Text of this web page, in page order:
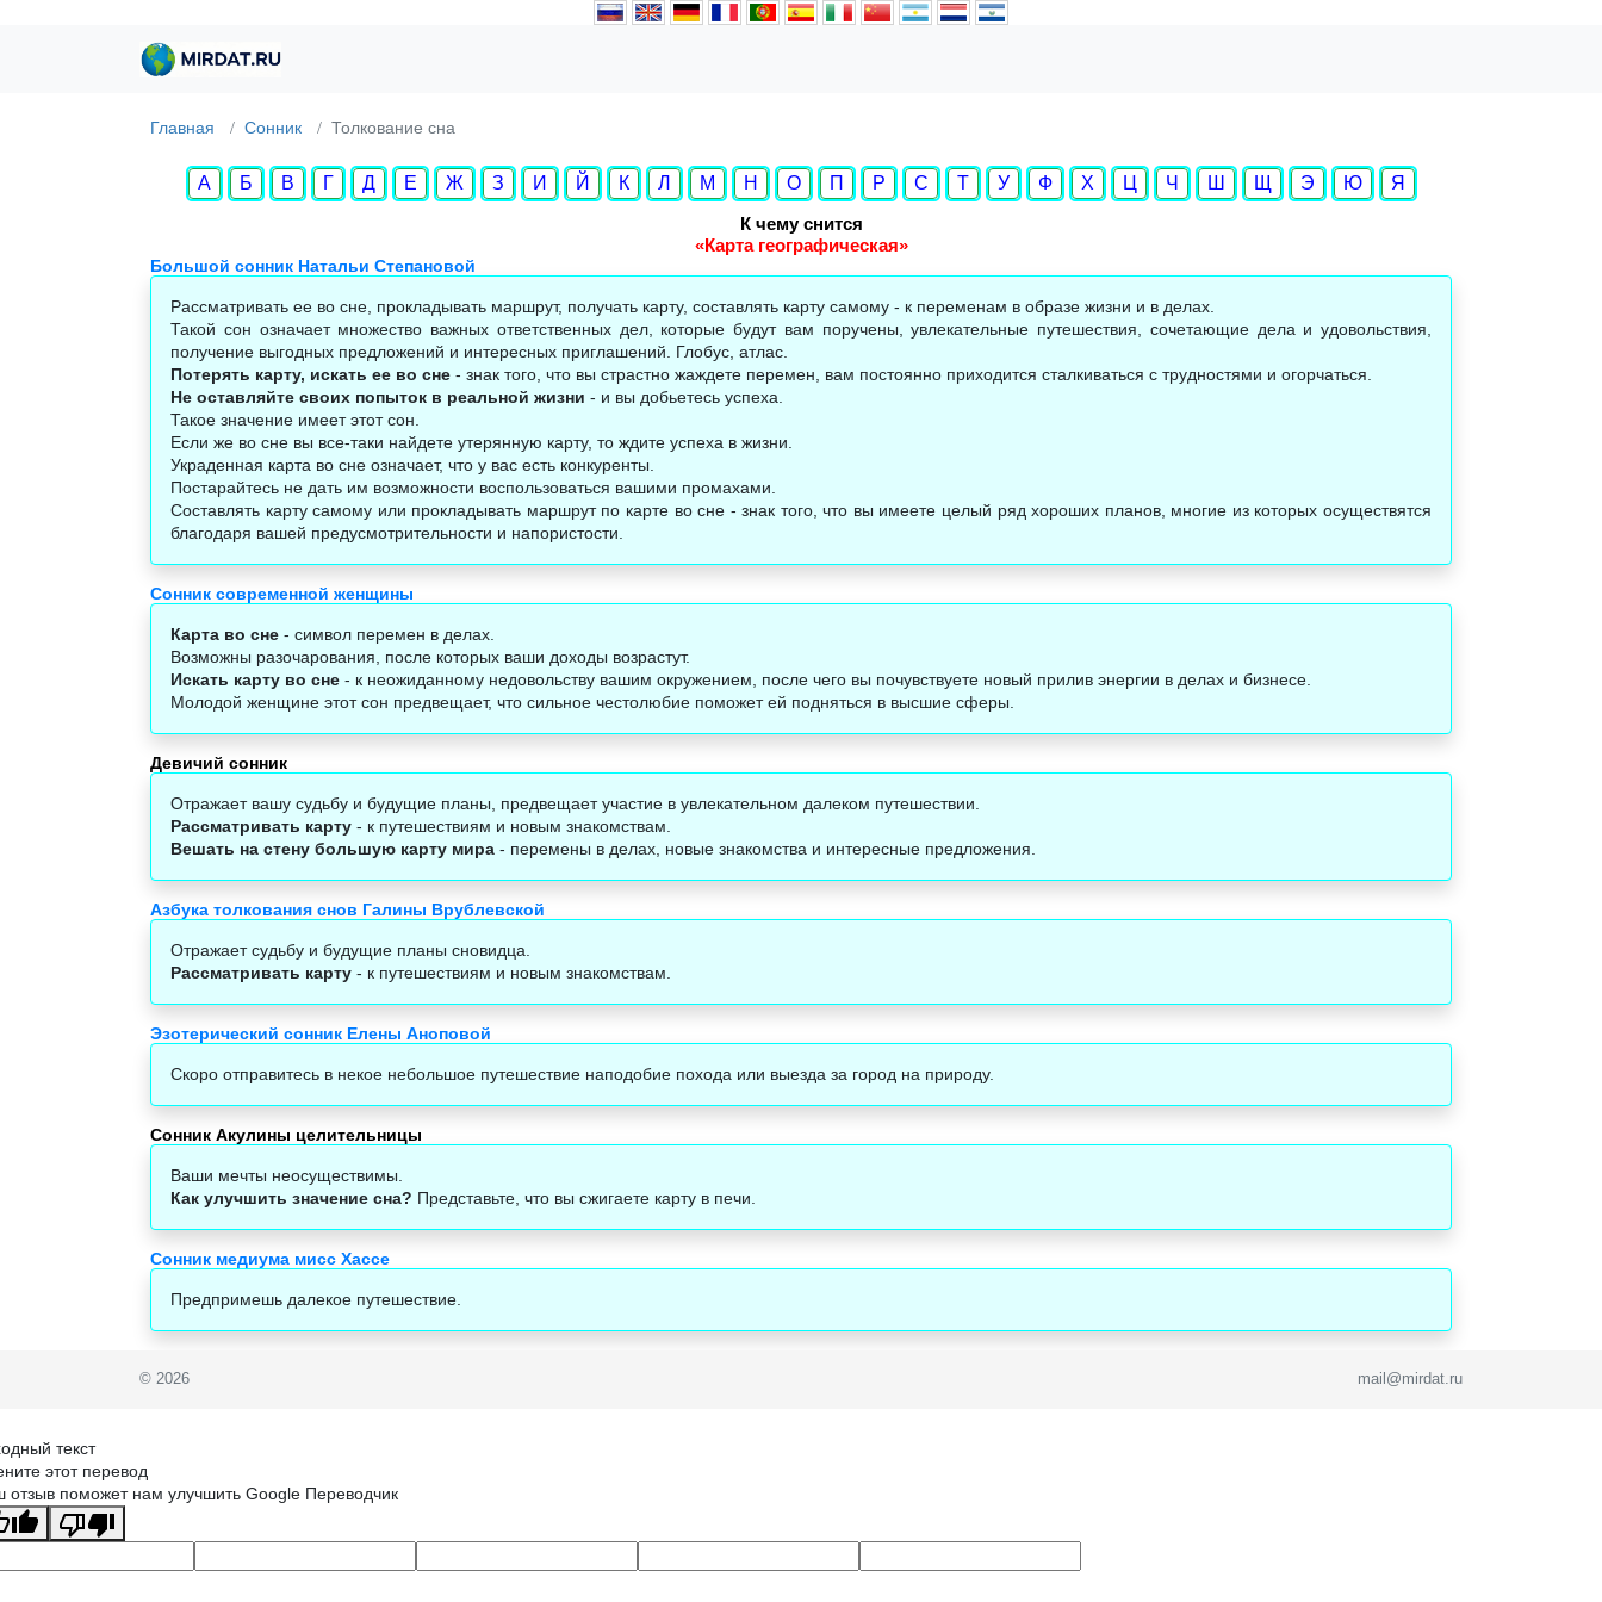
Главная Сонник Толкование сна
А Б В Г Д Е Ж З И Й К Л М Н О П Р С Т У Ф Х Ц Ч Ш Щ Э Ю
Я
К чему снится
«Карта географическая»
Большой сонник Натальи Степановой
Рассматривать ее во сне, прокладывать маршрут, получать карту, составлять карту самому - к переменам в образе жизни и в делах.
Такой сон означает множество важных ответственных дел, которые будут вам поручены, увлекательные путешествия, сочетающие дела и удовольствия,
получение выгодных предложений и интересных приглашений. Глобус, атлас.
Потерять карту, искать ее во сне - знак того, что вы страстно жаждете перемен, вам постоянно приходится сталкиваться с трудностями и огорчаться.
Не оставляйте своих попыток в реальной жизни - и вы добьетесь успеха.
Такое значение имеет этот сон.
Если же во сне вы все-таки найдете утерянную карту, то ждите успеха в жизни.
Украденная карта во сне означает, что у вас есть конкуренты.
Постарайтесь не дать им возможности воспользоваться вашими промахами.
Составлять карту самому или прокладывать маршрут по карте во сне - знак того, что вы имеете целый ряд хороших планов, многие из которых осуществятся
благодаря вашей предусмотрительности и напористости.
Сонник современной женщины
Карта во сне - символ перемен в делах.
Возможны разочарования, после которых ваши доходы возрастут.
Искать карту во сне - к неожиданному недовольству вашим окружением, после чего вы почувствуете новый прилив энергии в делах и бизнесе.
Молодой женщине этот сон предвещает, что сильное честолюбие поможет ей подняться в высшие сферы.
Девичий сонник
Отражает вашу судьбу и будущие планы, предвещает участие в увлекательном далеком путешествии.
Рассматривать карту - к путешествиям и новым знакомствам.
Вешать на стену большую карту мира - перемены в делах, новые знакомства и интересные предложения.
Азбука толкования снов Галины Врублевской
Отражает судьбу и будущие планы сновидца.
Рассматривать карту - к путешествиям и новым знакомствам.
Эзотерический сонник Елены Аноповой
Скоро отправитесь в некое небольшое путешествие наподобие похода или выезда за город на природу.
Сонник Акулины целительницы
Ваши мечты неосуществимы.
Как улучшить значение сна? Представьте, что вы сжигаете карту в печи.
Сонник медиума мисс Хассе
Предпримешь далекое путешествие.
© 2026 mail@mirdat.ru
текст
этот перевод
отзыв поможет нам улучшить Google Переводчик